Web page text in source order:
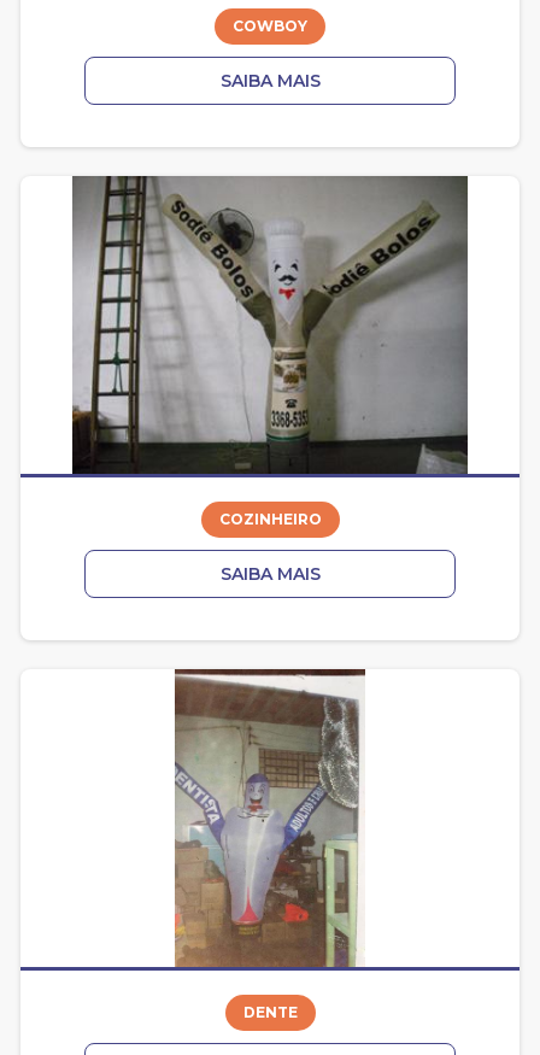
COWBOY
SAIBA MAIS
COZINHEIRO
SAIBA MAIS
DENTE